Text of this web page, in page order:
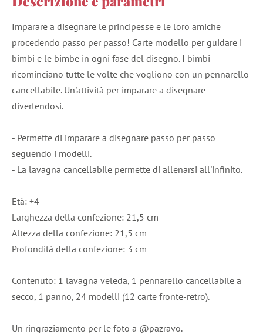
Imparare a disegnare le principesse e le loro amiche
procedendo passo per passo! Carte modello per guidare i
bimbi e le bimbe in ogni fase del disegno. I bimbi
ricominciano tutte le volte che vogliono con un pennarello
cancellabile. Un'attività per imparare a disegnare
divertendosi.
- Permette di imparare a disegnare passo per passo
seguendo i modelli.
- La lavagna cancellabile permette di allenarsi all'infinito.
Età: +4
Larghezza della confezione: 21,5 cm
Altezza della confezione: 21,5 cm
Profondità della confezione: 3 cm
Contenuto: 1 lavagna veleda, 1 pennarello cancellabile a
secco, 1 panno, 24 modelli (12 carte fronte-retro).
Un ringraziamento per le foto a @pazravo.